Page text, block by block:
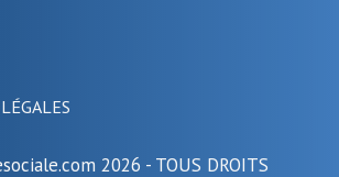
2026 - TOUS DROITS